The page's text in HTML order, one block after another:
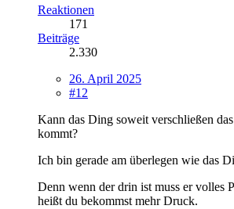
Reaktionen
171
Beiträge
2.330
26. April 2025
#12
Kann das Ding soweit verschließen
kommt?
Ich bin gerade am überlegen wie das
Denn wenn der drin ist muss er volles
heißt du bekommst mehr Druck.